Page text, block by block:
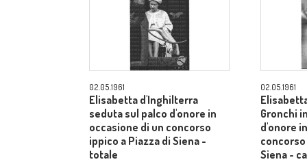
02.05.1961
Elisabetta d'Inghilterra
seduta sul palco d'onore in
occasione di un concorso
ippico a Piazza di Siena -
totale
02.05.1961
Gronchi
d'onore
Siena -